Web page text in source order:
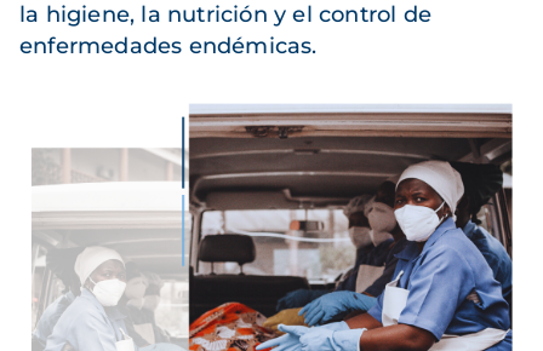
la higiene, la nutrición y el control de
enfermedades endémicas.